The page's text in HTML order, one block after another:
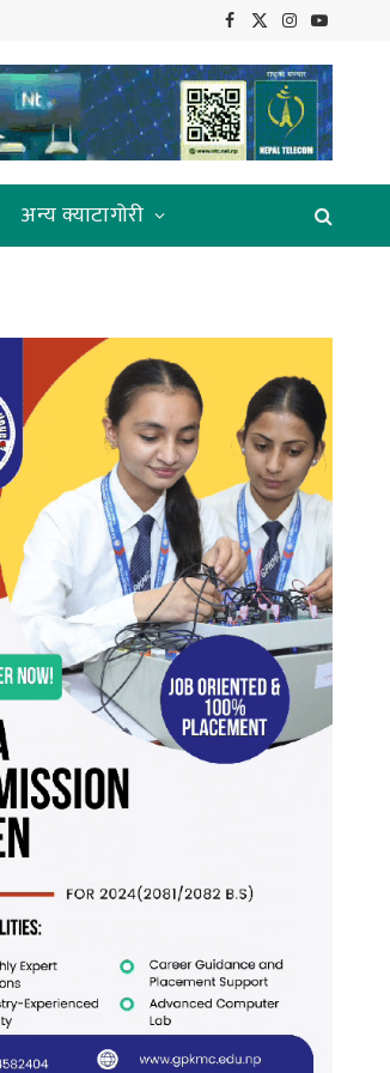
Facebook
X
Instagram
YouTube
अन्य क्याटागोरी